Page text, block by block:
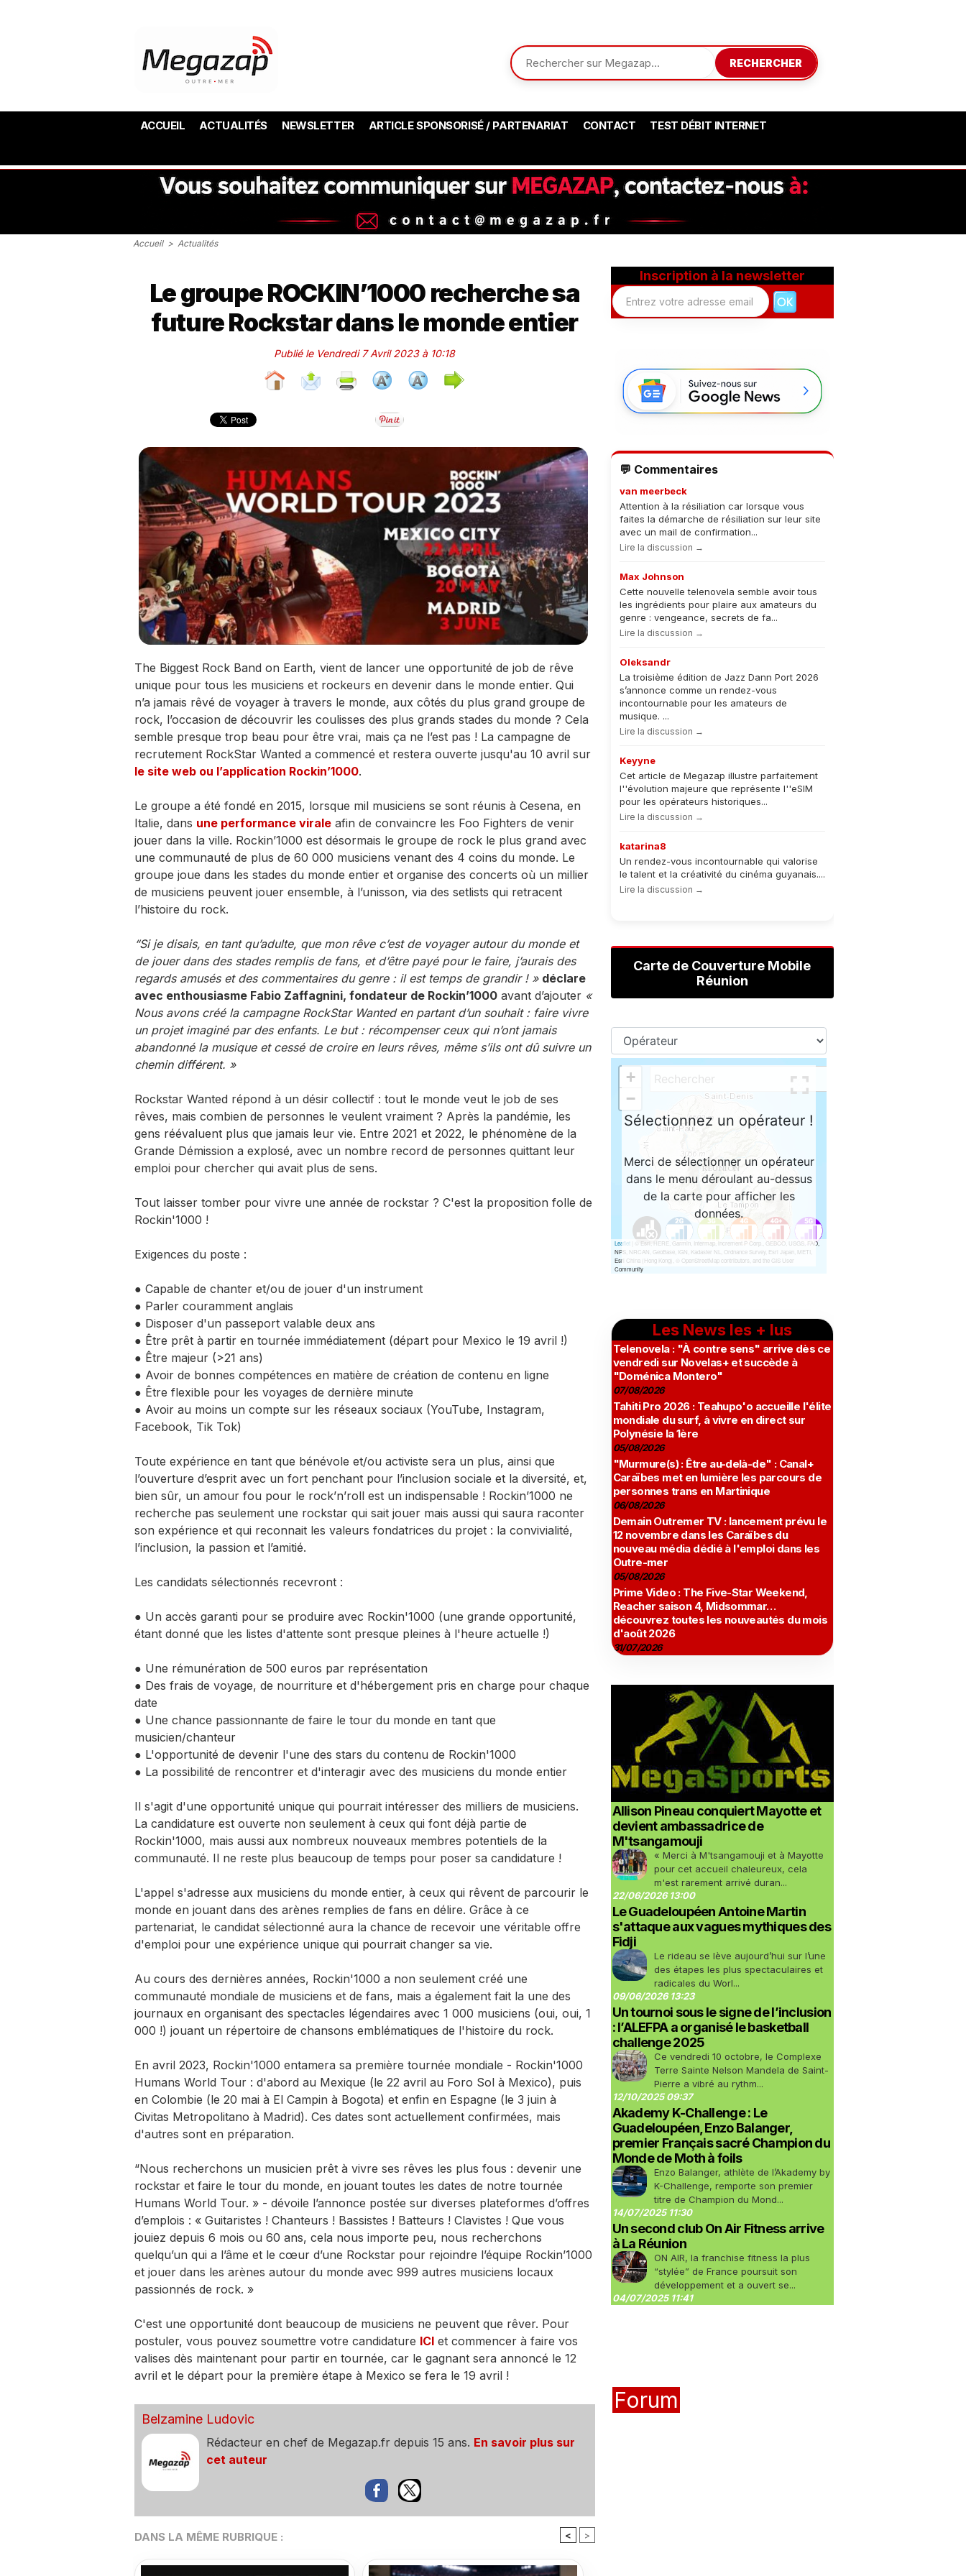
RECHERCHER
ACCUEIL ACTUALITÉS NEWSLETTER ARTICLE SPONSORISÉ / PARTENARIAT CONTACT TEST DÉBIT INTERNET
Accueil > Actualités
Le groupe ROCKIN’1000 recherche sa
future Rockstar dans le monde entier
Publié le Vendredi 7 Avril 2023 à 10:18
The Biggest Rock Band on Earth, vient de lancer une opportunité de job de rêve
unique pour tous les musiciens et rockeurs en devenir dans le monde entier. Qui
n’a jamais rêvé de voyager à travers le monde, aux côtés du plus grand groupe de
rock, l’occasion de découvrir les coulisses des plus grands stades du monde ? Cela
semble presque trop beau pour être vrai, mais ça ne l’est pas ! La campagne de
recrutement RockStar Wanted a commencé et restera ouverte jusqu'au 10 avril sur
le site web ou l’application Rockin’1000.
Le groupe a été fondé en 2015, lorsque mil musiciens se sont réunis à Cesena, en
Italie, dans une performance viraleafin de convaincre les Foo Fighters de venir
jouer dans la ville. Rockin’1000 est désormais le groupe de rock le plus grand avec
une communauté de plus de 60 000 musiciens venant des 4 coins du monde. Le
groupe joue dans les stades du monde entier et organise des concerts où un millier
de musiciens peuvent jouer ensemble, à l’unisson, via des setlists qui retracent
l’histoire du rock.
“Si je disais, en tant qu’adulte, que mon rêve c’est de voyager autour du monde et
de jouer dans des stades remplis de fans, et d’être payé pour le faire, j’aurais des
regards amusés et des commentaires du genre : il est temps de grandir ! » déclare
avec enthousiasme Fabio Zaffagnini, fondateur de Rockin’1000avant d’ajouter «
Nous avons créé la campagne RockStar Wanted en partant d’un souhait : faire vivre
un projet imaginé par des enfants. Le but : récompenser ceux qui n’ont jamais
abandonné la musique et cessé de croire en leurs rêves, même s’ils ont dû suivre un
chemin différent. »
Rockstar Wanted répond à un désir collectif : tout le monde veut le job de ses
rêves, mais combien de personnes le veulent vraiment ? Après la pandémie, les
gens réévaluent plus que jamais leur vie. Entre 2021 et 2022, le phénomène de la
Grande Démission a explosé, avec un nombre record de personnes quittant leur
emploi pour chercher qui avait plus de sens.
Tout laisser tomber pour vivre une année de rockstar ? C'est la proposition folle de
Rockin'1000 !
Exigences du poste :
● Capable de chanter et/ou de jouer d'un instrument
● Parler couramment anglais
● Disposer d'un passeport valable deux ans
● Être prêt à partir en tournée immédiatement (départ pour Mexico le 19 avril !)
● Être majeur (>21 ans)
● Avoir de bonnes compétences en matière de création de contenu en ligne
● Être flexible pour les voyages de dernière minute
● Avoir au moins un compte sur les réseaux sociaux (YouTube, Instagram,
Facebook, Tik Tok)
Toute expérience en tant que bénévole et/ou activiste sera un plus, ainsi que
l’ouverture d’esprit avec un fort penchant pour l’inclusion sociale et la diversité, et,
bien sûr, un amour fou pour le rock’n’roll est un indispensable ! Rockin’1000 ne
recherche pas seulement une rockstar qui sait jouer mais aussi qui saura raconter
son expérience et qui reconnait les valeurs fondatrices du projet : la convivialité,
l’inclusion, la passion et l’amitié.
Les candidats sélectionnés recevront :
● Un accès garanti pour se produire avec Rockin'1000 (une grande opportunité,
étant donné que les listes d'attente sont presque pleines à l'heure actuelle !)
● Une rémunération de 500 euros par représentation
● Des frais de voyage, de nourriture et d'hébergement pris en charge pour chaque
date
● Une chance passionnante de faire le tour du monde en tant que
musicien/chanteur
● L'opportunité de devenir l'une des stars du contenu de Rockin'1000
● La possibilité de rencontrer et d'interagir avec des musiciens du monde entier
Il s'agit d'une opportunité unique qui pourrait intéresser des milliers de musiciens.
La candidature est ouverte non seulement à ceux qui font déjà partie de
Rockin'1000, mais aussi aux nombreux nouveaux membres potentiels de la
communauté. Il ne reste plus beaucoup de temps pour poser sa candidature !
L'appel s'adresse aux musiciens du monde entier, à ceux qui rêvent de parcourir le
monde en jouant dans des arènes remplies de fans en délire. Grâce à ce
partenariat, le candidat sélectionné aura la chance de recevoir une véritable offre
d'emploi pour une expérience unique qui pourrait changer sa vie.
Au cours des dernières années, Rockin'1000 a non seulement créé une
communauté mondiale de musiciens et de fans, mais a également fait la une des
journaux en organisant des spectacles légendaires avec 1 000 musiciens (oui, oui, 1
000 !) jouant un répertoire de chansons emblématiques de l'histoire du rock.
En avril 2023, Rockin'1000 entamera sa première tournée mondiale - Rockin'1000
Humans World Tour : d'abord au Mexique (le 22 avril au Foro Sol à Mexico), puis
en Colombie (le 20 mai à El Campin à Bogota) et enfin en Espagne (le 3 juin à
Civitas Metropolitano à Madrid). Ces dates sont actuellement confirmées, mais
d'autres sont en préparation.
“Nous recherchons un musicien prêt à vivre ses rêves les plus fous : devenir une
rockstar et faire le tour du monde, en jouant toutes les dates de notre tournée
Humans World Tour. » - dévoile l’annonce postée sur diverses plateformes d’offres
d’emplois : « Guitaristes ! Chanteurs ! Bassistes ! Batteurs ! Clavistes ! Que vous
jouiez depuis 6 mois ou 60 ans, cela nous importe peu, nous recherchons
quelqu’un qui a l’âme et le cœur d’une Rockstar pour rejoindre l’équipe Rockin’1000
et jouer dans les arènes autour du monde avec 999 autres musiciens locaux
passionnés de rock. »
C'est une opportunité dont beaucoup de musiciens ne peuvent que rêver. Pour
postuler, vous pouvez soumettre votre candidature ICIet commencer à faire vos
valises dès maintenant pour partir en tournée, car le gagnant sera annoncé le 12
avril et le départ pour la première étape à Mexico se fera le 19 avril !
Belzamine Ludovic
Rédacteur en chef de Megazap.fr depuis 15 ans. En savoir plus sur
cet auteur
DANS LA MÊME RUBRIQUE : < >
Inscription à la newsletter
💬 Commentaires
van meerbeck
Attention à la résiliation car lorsque vous
faites la démarche de résiliation sur leur site
avec un mail de confirmation...
Lire la discussion →
Max Johnson
Cette nouvelle telenovela semble avoir tous
les ingrédients pour plaire aux amateurs du
genre : vengeance, secrets de fa...
Lire la discussion →
Oleksandr
La troisième édition de Jazz Dann Port 2026
s’annonce comme un rendez-vous
incontournable pour les amateurs de
musique. ...
Lire la discussion →
Keyyne
Cet article de Megazap illustre parfaitement
l''évolution majeure que représente l''eSIM
pour les opérateurs historiques...
Lire la discussion →
katarina8
Un rendez-vous incontournable qui valorise
le talent et la créativité du cinéma guyanais....
Lire la discussion →
Carte de Couverture Mobile
Réunion
Les News les + lus
Telenovela : "À contre sens" arrive dès ce
vendredi sur Novelas+ et succède à
"Doménica Montero"
07/08/2026
Tahiti Pro 2026 : Teahupo'o accueille l'élite
mondiale du surf, à vivre en direct sur
Polynésie la 1ère
05/08/2026
"Murmure(s) : Être au-delà-de" : Canal+
Caraïbes met en lumière les parcours de
personnes trans en Martinique
06/08/2026
Demain Outremer TV : lancement prévu le
12 novembre dans les Caraïbes du
nouveau média dédié à l'emploi dans les
Outre-mer
05/08/2026
Prime Video : The Five-Star Weekend,
Reacher saison 4, Midsommar…
découvrez toutes les nouveautés du mois
d'août 2026
31/07/2026
Allison Pineau conquiert Mayotte et
devient ambassadrice de
M'tsangamouji
« Merci à M'tsangamouji et à Mayotte
pour cet accueil chaleureux, cela
m'est rarement arrivé duran...
22/06/2026 13:00
Le Guadeloupéen Antoine Martin
s'attaque aux vagues mythiques des
Fidji
Le rideau se lève aujourd’hui sur l’une
des étapes les plus spectaculaires et
radicales du Worl...
09/06/2026 13:23
Un tournoi sous le signe de l’inclusion
: l’ALEFPA a organisé le basketball
challenge 2025
Ce vendredi 10 octobre, le Complexe
Terre Sainte Nelson Mandela de Saint-
Pierre a vibré au rythm...
12/10/2025 09:37
Akademy K-Challenge : Le
Guadeloupéen, Enzo Balanger,
premier Français sacré Champion du
Monde de Moth à foils
Enzo Balanger, athlète de l’Akademy by
K-Challenge, remporte son premier
titre de Champion du Mond...
14/07/2025 11:30
Un second club On Air Fitness arrive
à La Réunion
ON AIR, la franchise fitness la plus
“stylée” de France poursuit son
développement et a ouvert se...
04/07/2025 11:41
Forum